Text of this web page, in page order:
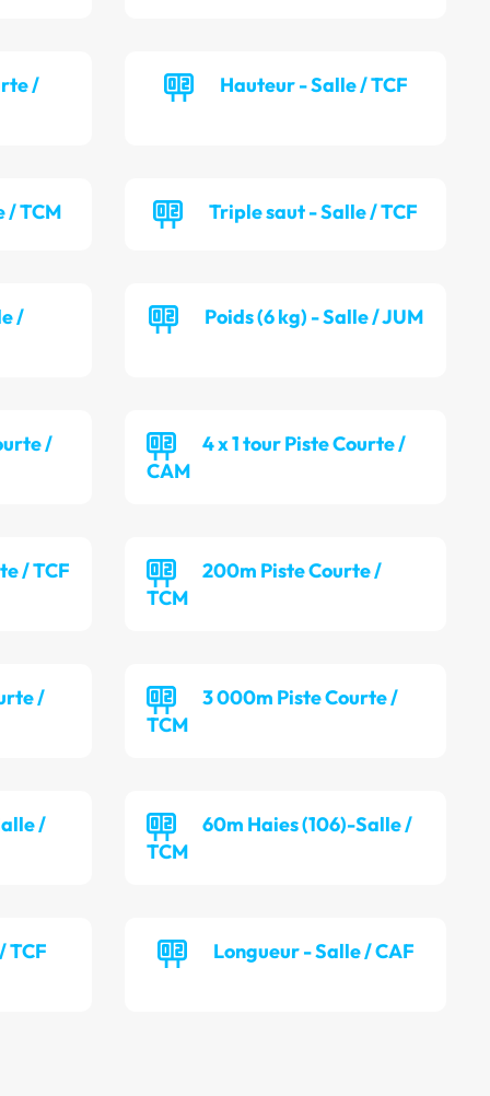
/
Hauteur - Salle / TCF
/ TCM Triple saut - Salle / TCF
/
Poids (6 kg) - Salle / JUM
/
4 x 1 tour Piste Courte /
CAM
/ TCF
200m Piste Courte /
TCM
/
3 000m Piste Courte /
TCM
/
60m Haies (106)-Salle /
TCM
TCF Longueur - Salle / CAF